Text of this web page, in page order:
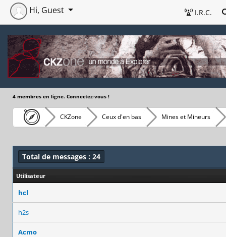
I.R.C.
Hi, Guest
4 membres en ligne. Connectez-vous !
CKZone Ceux d'en bas Mines et Mineurs
Total de messages : 24
Utilisateur
hcl
h2s
Acmo